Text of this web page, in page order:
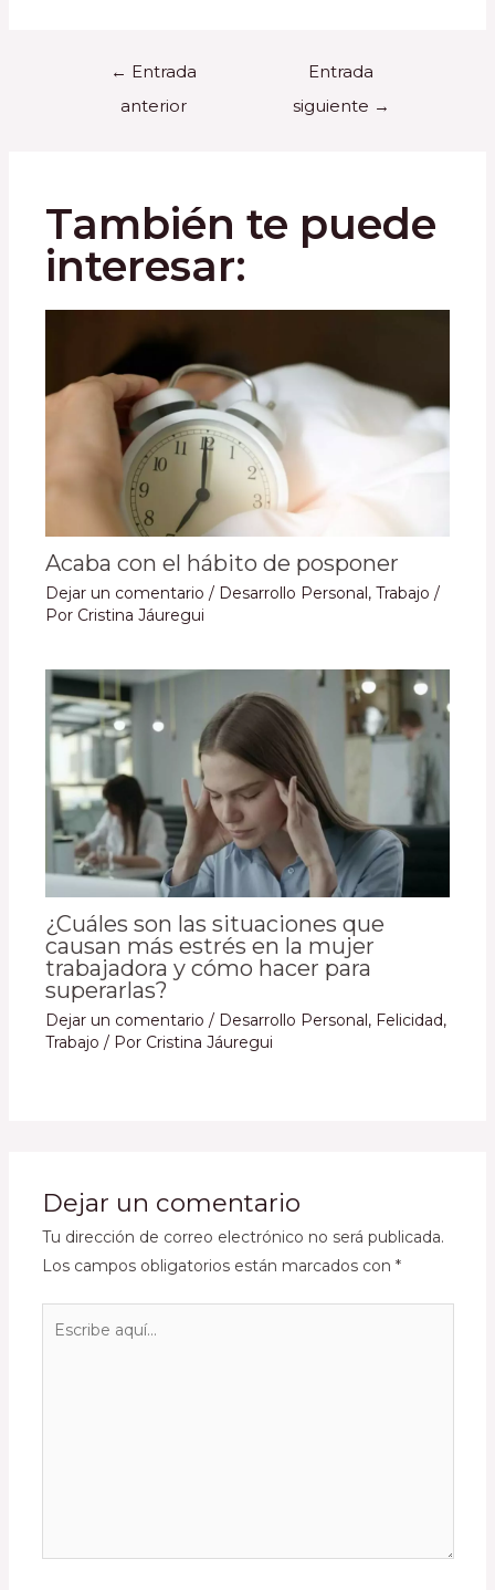
← Entrada
anterior
Entrada
siguiente →
También te puede
interesar:
Acaba con el hábito de posponer
Dejar un comentario / Desarrollo Personal,Trabajo /
Por Cristina Jáuregui
¿Cuáles son las situaciones que
causan más estrés en la mujer
trabajadora y cómo hacer para
superarlas?
Dejar un comentario / Desarrollo Personal, Felicidad,
Trabajo / Por Cristina Jáuregui
Dejar un comentario
Tu dirección de correo electrónico no será publicada.
Los campos obligatorios están marcados con *